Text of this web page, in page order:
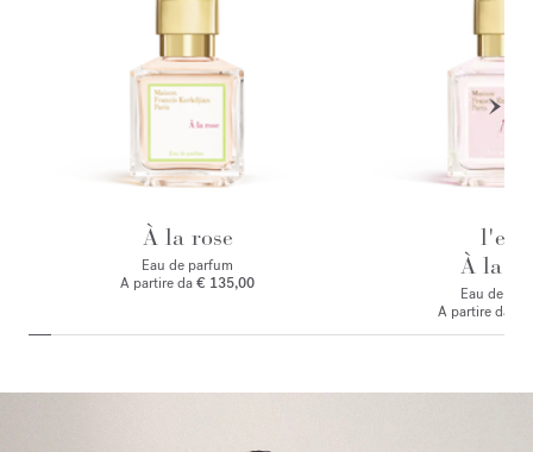
À la rose
Eau de parfum
A partire da€ 135,00
l'eau
À la
Eau de
A partire da